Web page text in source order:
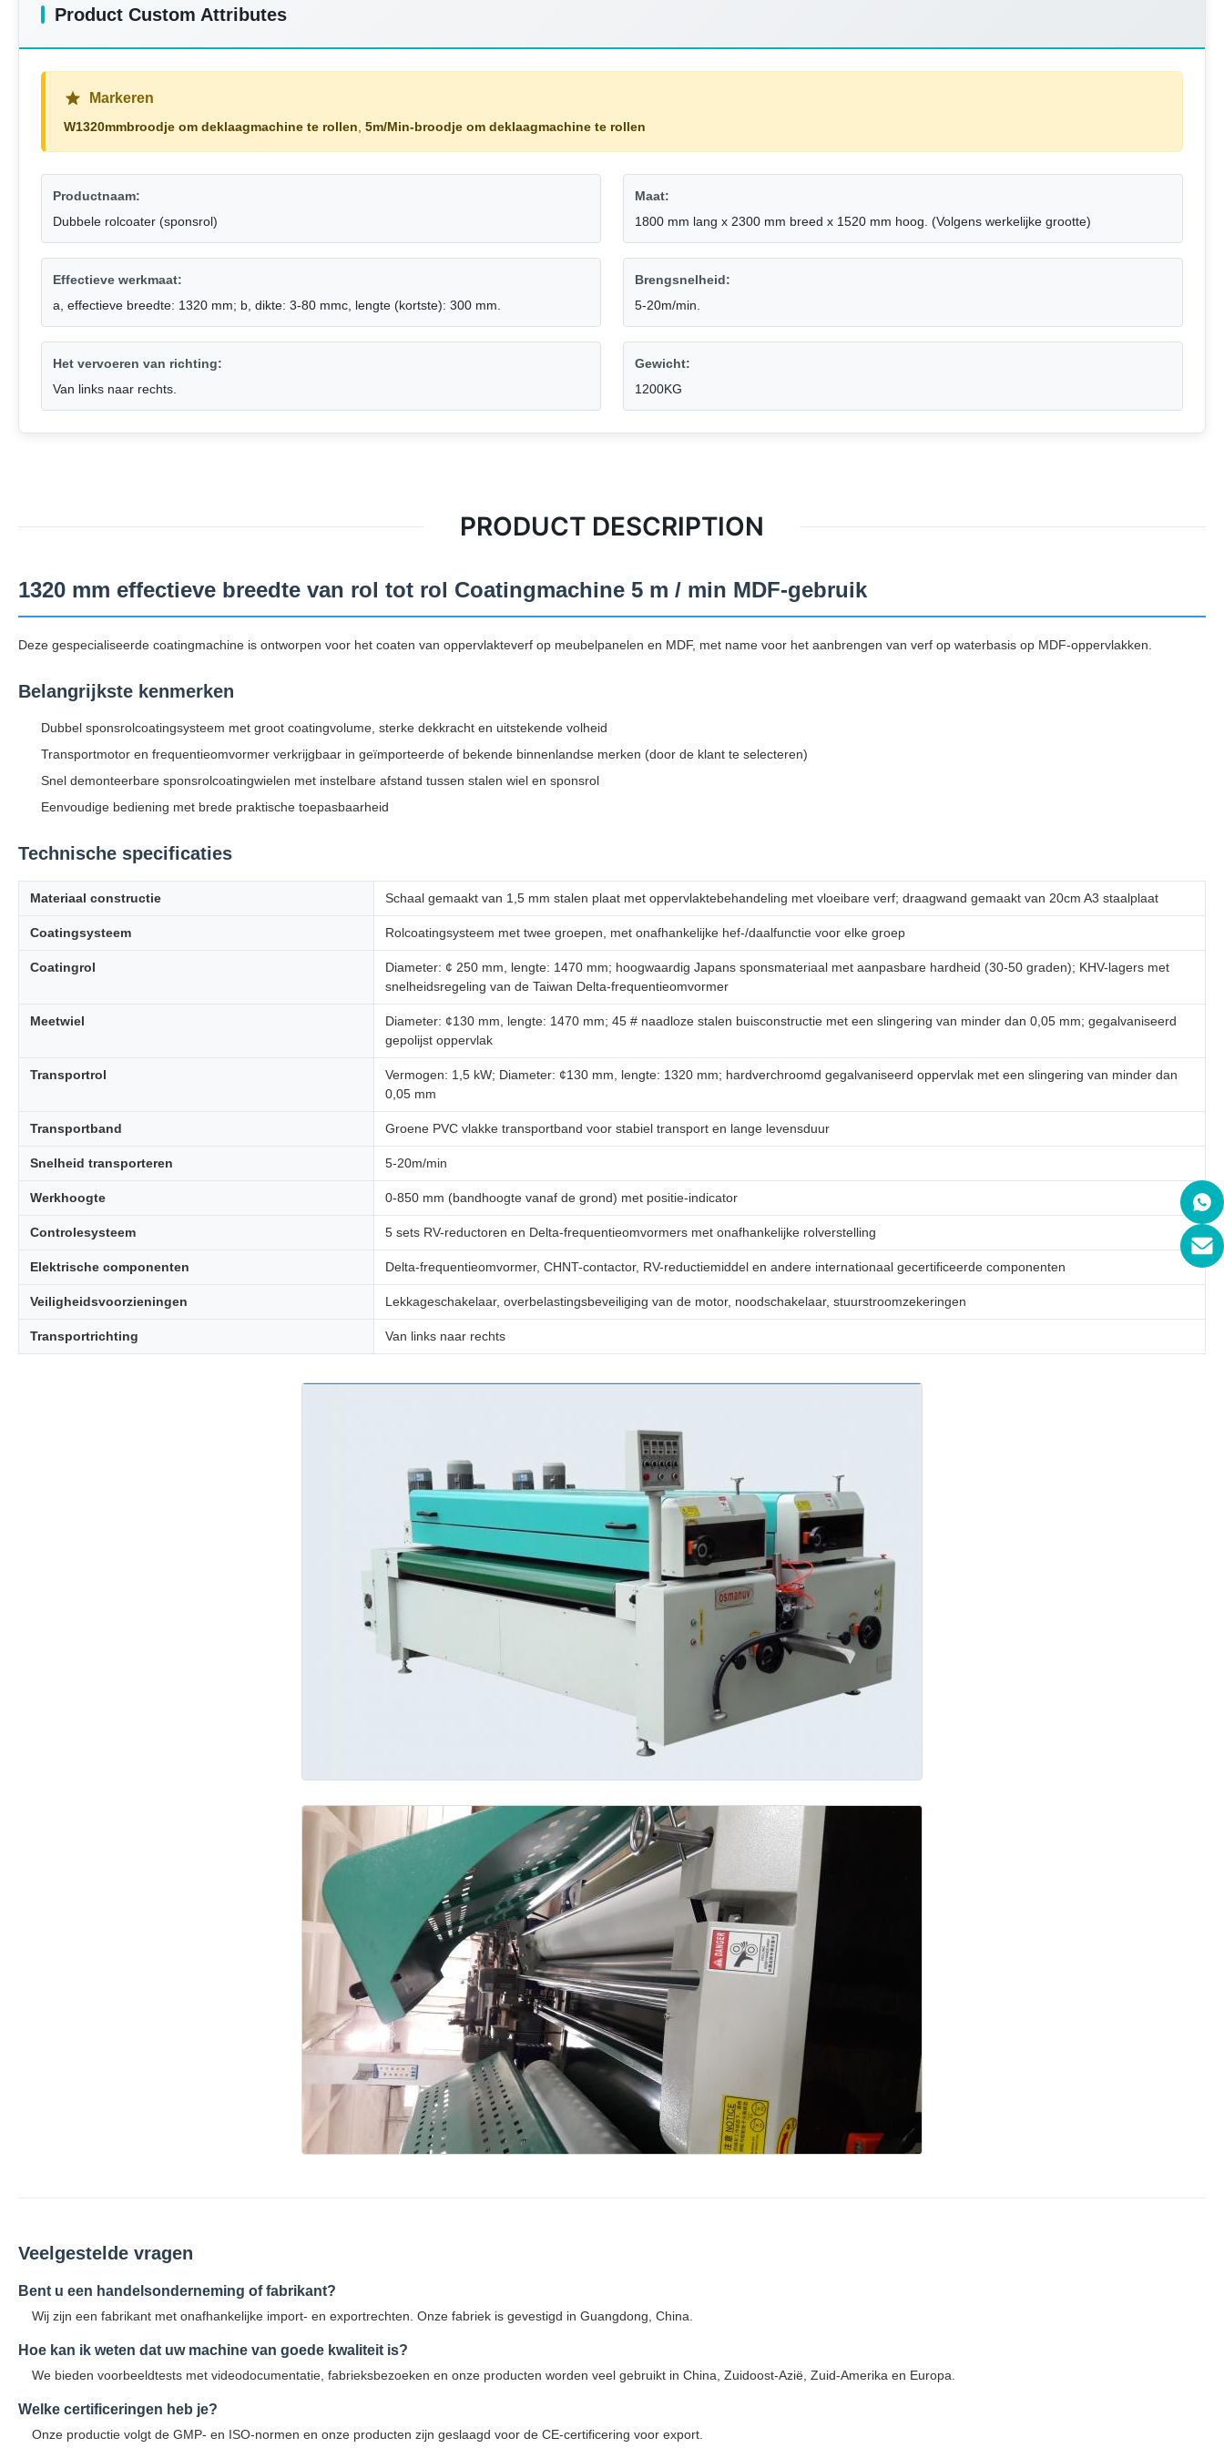
Product Custom Attributes
Markeren
W1320mmbroodje om deklaagmachine te rollen 5m/Min-broodje om deklaagmachine te rollen
Productnaam:
Dubbele rolcoater (sponsrol)
Maat:
1800 mm lang x 2300 mm breed x 1520 mm hoog. (Volgens werkelijke grootte)
Effectieve werkmaat:
a, effectieve breedte: 1320 mm; b, dikte: 3-80 mmc, lengte (kortste): 300 mm.
Brengsnelheid:
5-20m/min.
Het vervoeren van richting:
Van links naar rechts.
Gewicht:
1200KG
PRODUCT DESCRIPTION
1320 mm effectieve breedte van rol tot rol Coatingmachine 5 m / min MDF-gebruik
Deze gespecialiseerde coatingmachine is ontworpen voor het coaten van oppervlakteverf op meubelpanelen en MDF, met name voor het aanbrengen van verf op waterbasis op MDF-oppervlakken.
Belangrijkste kenmerken
Dubbel sponsrolcoatingsysteem met groot coatingvolume, sterke dekkracht en uitstekende volheid
Transportmotor en frequentieomvormer verkrijgbaar in geïmporteerde of bekende binnenlandse merken (door de klant te selecteren)
Snel demonteerbare sponsrolcoatingwielen met instelbare afstand tussen stalen wiel en sponsrol
Eenvoudige bediening met brede praktische toepasbaarheid
Technische specificaties
Materiaal constructie Schaal gemaakt van 1,5 mm stalen plaat met oppervlaktebehandeling met vloeibare verf; draagwand gemaakt van 20cm A3 staalplaat
Coatingsysteem Rolcoatingsysteem met twee groepen, met onafhankelijke hef-/daalfunctie voor elke groep
Coatingrol
Diameter: ¢ 250 mm, lengte: 1470 mm; hoogwaardig Japans sponsmateriaal met aanpasbare hardheid (30-50 graden); KHV-lagers met
snelheidsregeling van de Taiwan Delta-frequentieomvormer
Meetwiel
Diameter: ¢130 mm, lengte: 1470 mm; 45 # naadloze stalen buisconstructie met een slingering van minder dan 0,05 mm; gegalvaniseerd
gepolijst oppervlak
Transportrol
Vermogen: 1,5 kW; Diameter: ¢130 mm, lengte: 1320 mm; hardverchroomd gegalvaniseerd oppervlak met een slingering van minder dan
0,05 mm
Transportband Groene PVC vlakke transportband voor stabiel transport en lange levensduur
Snelheid transporteren 5-20m/min
Werkhoogte 0-850 mm (bandhoogte vanaf de grond) met positie-indicator
Controlesysteem 5 sets RV-reductoren en Delta-frequentieomvormers met onafhankelijke rolverstelling
Elektrische componenten Delta-frequentieomvormer, CHNT-contactor, RV-reductiemiddel en andere internationaal gecertificeerde componenten
Veiligheidsvoorzieningen Lekkageschakelaar, overbelastingsbeveiliging van de motor, noodschakelaar, stuurstroomzekeringen
Transportrichting Van links naar rechts
Veelgestelde vragen
Bent u een handelsonderneming of fabrikant?
Wij zijn een fabrikant met onafhankelijke import- en exportrechten. Onze fabriek is gevestigd in Guangdong, China.
Hoe kan ik weten dat uw machine van goede kwaliteit is?
We bieden voorbeeldtests met videodocumentatie, fabrieksbezoeken en onze producten worden veel gebruikt in China, Zuidoost-Azië, Zuid-Amerika en Europa.
Welke certificeringen heb je?
Onze productie volgt de GMP- en ISO-normen en onze producten zijn geslaagd voor de CE-certificering voor export.